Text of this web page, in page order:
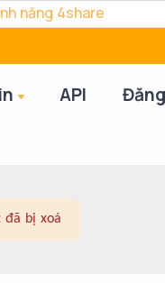
năng 4share
API
đã bị xoá